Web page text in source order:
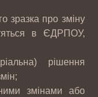
зразка про зміну
в ЄДРПОУ,
рішення
змінами або